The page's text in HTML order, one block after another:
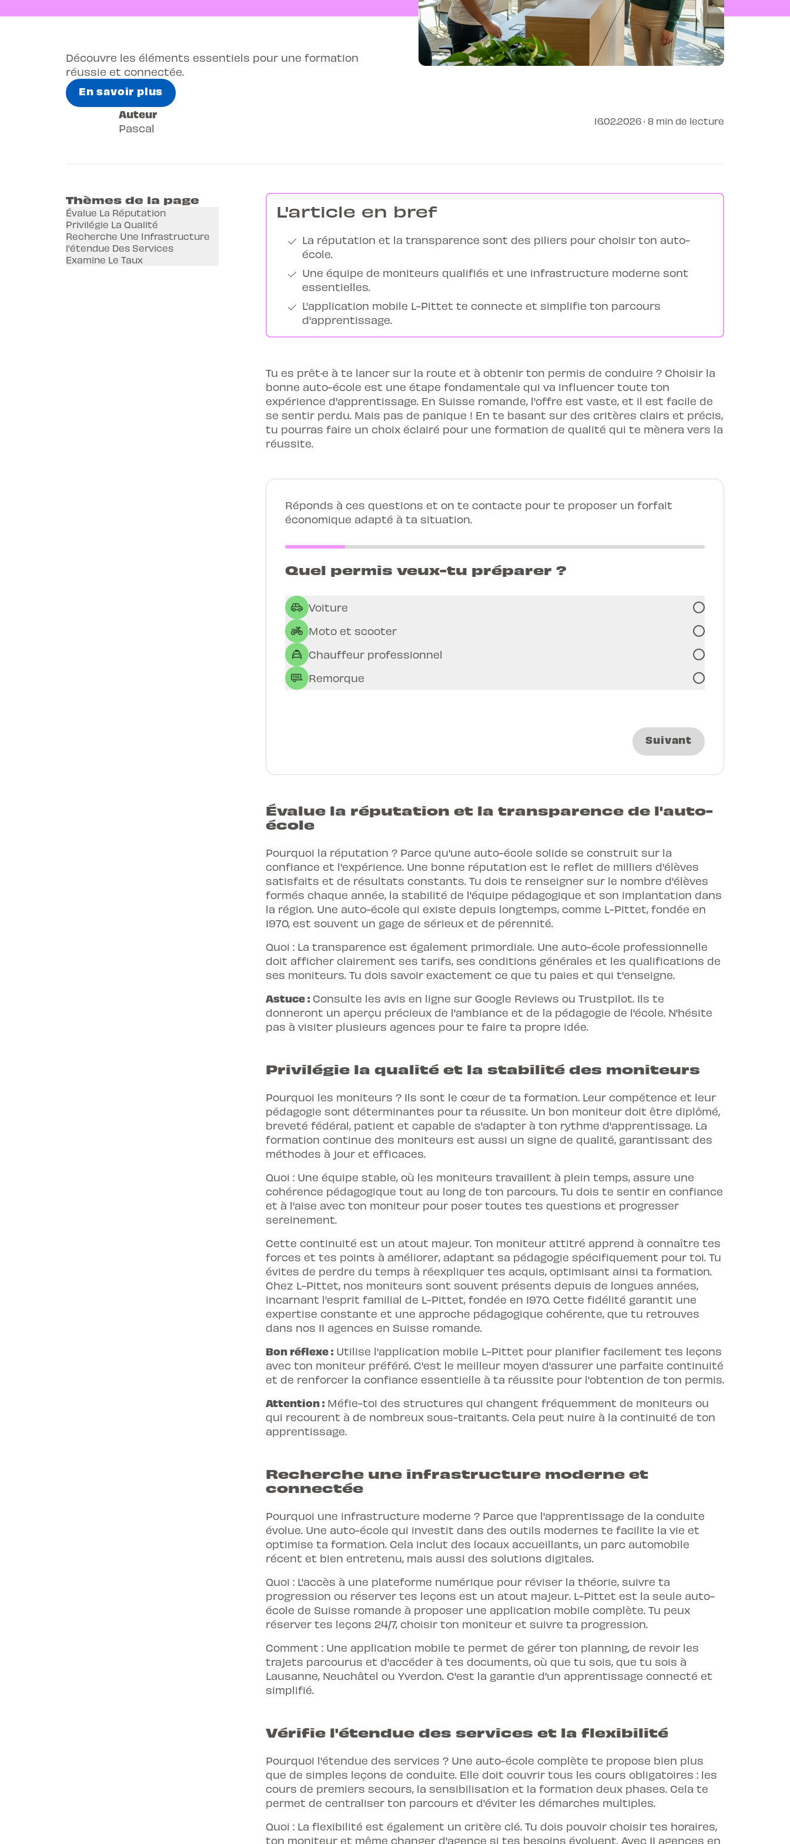
Découvre les éléments essentiels pour une formation
réussie et connectée.
En savoir plus
Auteur
Pascal
16.02.2026 · 8 min de lecture
Thèmes de la page
Évalue La Réputation
Privilégie La Qualité
Recherche Une Infrastructure
l'étendue Des Services
Examine Le Taux
L'article en bref
La réputation et la transparence sont des piliers pour choisir ton auto-
école.
Une équipe de moniteurs qualifiés et une infrastructure moderne sont
essentielles.
L'application mobile L-Pittet te connecte et simplifie ton parcours
d'apprentissage.
Tu es prêt·e à te lancer sur la route et à obtenir ton permis de conduire ? Choisir la
bonne auto-école est une étape fondamentale qui va influencer toute ton
expérience d'apprentissage. En Suisse romande, l'offre est vaste, et il est facile de
se sentir perdu. Mais pas de panique ! En te basant sur des critères clairs et précis,
tu pourras faire un choix éclairé pour une formation de qualité qui te mènera vers la
réussite.
Réponds à ces questions et on te contacte pour te proposer un forfait
économique adapté à ta situation.
Quel permis veux-tu préparer ?
Voiture
Moto et scooter
Chauffeur professionnel
Remorque
Suivant
Évalue la réputation et la transparence de l'auto-
école
Pourquoi la réputation ? Parce qu'une auto-école solide se construit sur la
confiance et l'expérience. Une bonne réputation est le reflet de milliers d'élèves
satisfaits et de résultats constants. Tu dois te renseigner sur le nombre d'élèves
formés chaque année, la stabilité de l'équipe pédagogique et son implantation dans
la région. Une auto-école qui existe depuis longtemps, comme L-Pittet, fondée en
1970, est souvent un gage de sérieux et de pérennité.
Quoi : La transparence est également primordiale. Une auto-école professionnelle
doit afficher clairement ses tarifs, ses conditions générales et les qualifications de
ses moniteurs. Tu dois savoir exactement ce que tu paies et qui t'enseigne.
Astuce : Consulte les avis en ligne sur Google Reviews ou Trustpilot. Ils te
donneront un aperçu précieux de l'ambiance et de la pédagogie de l'école. N'hésite
pas à visiter plusieurs agences pour te faire ta propre idée.
Privilégie la qualité et la stabilité des moniteurs
Pourquoi les moniteurs ? Ils sont le cœur de ta formation. Leur compétence et leur
pédagogie sont déterminantes pour ta réussite. Un bon moniteur doit être diplômé,
breveté fédéral, patient et capable de s'adapter à ton rythme d'apprentissage. La
formation continue des moniteurs est aussi un signe de qualité, garantissant des
méthodes à jour et efficaces.
Quoi : Une équipe stable, où les moniteurs travaillent à plein temps, assure une
cohérence pédagogique tout au long de ton parcours. Tu dois te sentir en confiance
et à l'aise avec ton moniteur pour poser toutes tes questions et progresser
sereinement.
Cette continuité est un atout majeur. Ton moniteur attitré apprend à connaître tes
forces et tes points à améliorer, adaptant sa pédagogie spécifiquement pour toi. Tu
évites de perdre du temps à réexpliquer tes acquis, optimisant ainsi ta formation.
Chez L-Pittet, nos moniteurs sont souvent présents depuis de longues années,
incarnant l'esprit familial de L-Pittet, fondée en 1970. Cette fidélité garantit une
expertise constante et une approche pédagogique cohérente, que tu retrouves
dans nos 11 agences en Suisse romande.
Bon réflexe : Utilise l'application mobile L-Pittet pour planifier facilement tes leçons
avec ton moniteur préféré. C'est le meilleur moyen d'assurer une parfaite continuité
et de renforcer la confiance essentielle à ta réussite pour l'obtention de ton permis.
Attention : Méfie-toi des structures qui changent fréquemment de moniteurs ou
qui recourent à de nombreux sous-traitants. Cela peut nuire à la continuité de ton
apprentissage.
Recherche une infrastructure moderne et
connectée
Pourquoi une infrastructure moderne ? Parce que l'apprentissage de la conduite
évolue. Une auto-école qui investit dans des outils modernes te facilite la vie et
optimise ta formation. Cela inclut des locaux accueillants, un parc automobile
récent et bien entretenu, mais aussi des solutions digitales.
Quoi : L'accès à une plateforme numérique pour réviser la théorie, suivre ta
progression ou réserver tes leçons est un atout majeur. L-Pittet est la seule auto-
école de Suisse romande à proposer une application mobile complète. Tu peux
réserver tes leçons 24/7, choisir ton moniteur et suivre ta progression.
Comment : Une application mobile te permet de gérer ton planning, de revoir les
trajets parcourus et d'accéder à tes documents, où que tu sois, que tu sois à
Lausanne, Neuchâtel ou Yverdon. C'est la garantie d'un apprentissage connecté et
simplifié.
Vérifie l'étendue des services et la flexibilité
Pourquoi l'étendue des services ? Une auto-école complète te propose bien plus
que de simples leçons de conduite. Elle doit couvrir tous les cours obligatoires : les
cours de premiers secours, la sensibilisation et la formation deux phases. Cela te
permet de centraliser ton parcours et d'éviter les démarches multiples.
Quoi : La flexibilité est également un critère clé. Tu dois pouvoir choisir tes horaires,
ton moniteur et même changer d'agence si tes besoins évoluent. Avec 11 agences en